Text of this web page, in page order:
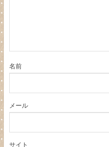
名前
メール
サイト